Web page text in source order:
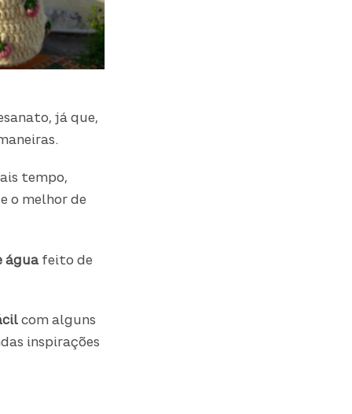
já que,
tempo,
o melhor de
água feito de
com alguns
inspirações